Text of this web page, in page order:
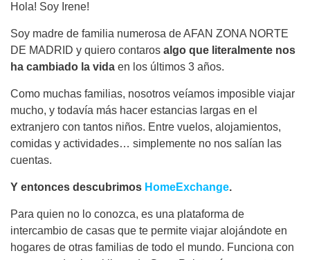
Hola! Soy Irene!
Soy madre de familia numerosa de AFAN ZONA NORTE
DE MADRID y quiero contaros algo que literalmente nos
ha cambiado la vida en los últimos 3 años.
Como muchas familias, nosotros veíamos imposible viajar
mucho, y todavía más hacer estancias largas en el
extranjero con tantos niños. Entre vuelos, alojamientos,
comidas y actividades… simplemente no nos salían las
cuentas.
Y entonces descubrimos HomeExchange.
Para quien no lo conozca, es una plataforma de
intercambio de casas que te permite viajar alojándote en
hogares de otras familias de todo el mundo. Funciona con